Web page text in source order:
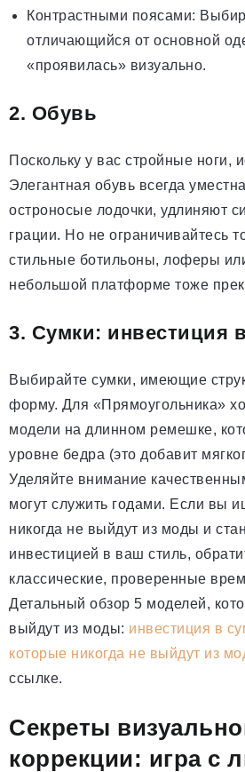
Контрастными поясами:
отличающийся от основной
«проявилась» визуально.
2. Обувь
Поскольку у вас стройные ноги,
Элегантная обувь всегда
остроносые лодочки, удлиняют
грации. Но не ограничивайтесь
стильные ботильоны, лоферы
небольшой платформе тоже
3. Сумки: инвестиция
Выбирайте сумки, имеющие
форму. Для «Прямоугольника»
модели на длинном ремешке,
уровне бедра (это добавит
Уделяйте внимание
могут служить годами. Если вы
никогда не выйдут из моды и
инвестицией в ваш стиль,
классические, проверенные
Детальный обзор 5 моделей,
выйдут из моды: инвестиция в
которые никогда не выйдут из
ссылке.
Секреты
коррекции: игра с